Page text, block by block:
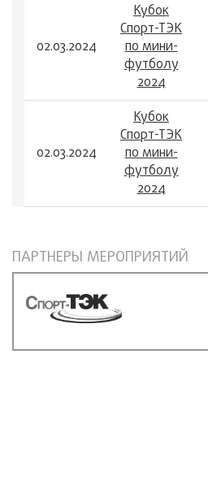
02.03.2024
Кубок
Спорт-ТЭК
по мини-
футболу
2024
02.03.2024
Кубок
Спорт-ТЭК
по мини-
футболу
2024
ПАРТНЕРЫ МЕРОПРИЯТИЙ